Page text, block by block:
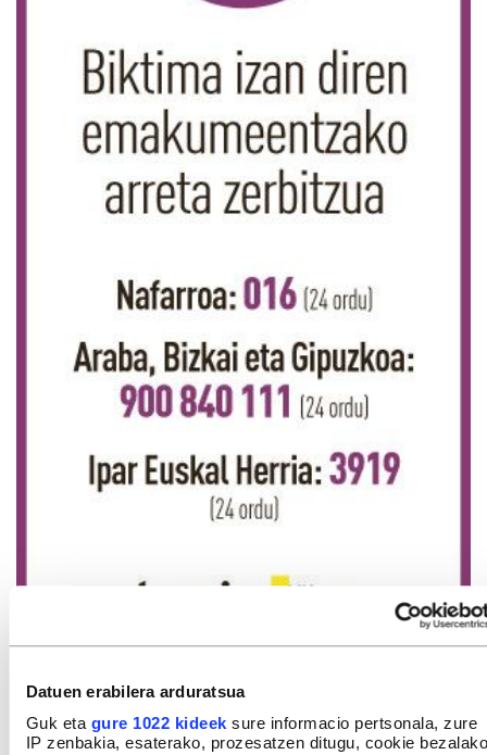
Datuen erabilera arduratsua
Guk eta gure 1022 kideek sure informacio pertsonala, zure
IP zenbakia, esaterako, prozesatzen ditugu, cookie bezalako
GAIAK